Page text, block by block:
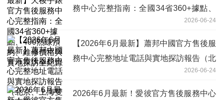
務中心完整指南：全國34省360+據點、
400熱線預約、維修價格與實地探訪全紀
錄
2026-06-24
【2026年6月最新】蕭邦中國官方售後服
務中心完整地址電話與實地探訪報告（北
2026-06-24
2026年6月最新！愛彼官方售後服務中心